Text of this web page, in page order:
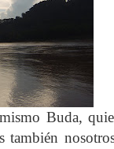
Buda,